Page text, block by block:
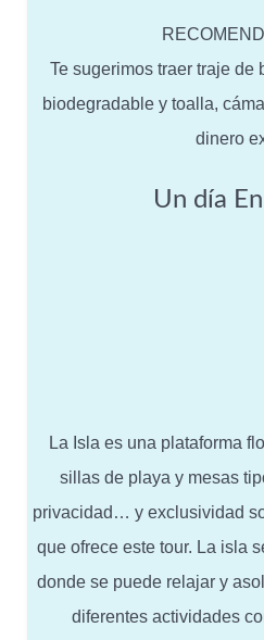
Te sugerimos traer traje de
biodegradable y toalla,
dinero
Un día
La Isla es una plataforma
sillas de playa y mesas
privacidad… y exclusividad
que ofrece este tour. La isla
donde se puede relajar y
diferentes actividades